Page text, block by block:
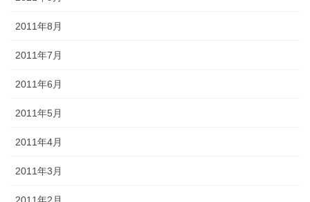
2011年8月
2011年7月
2011年6月
2011年5月
2011年4月
2011年3月